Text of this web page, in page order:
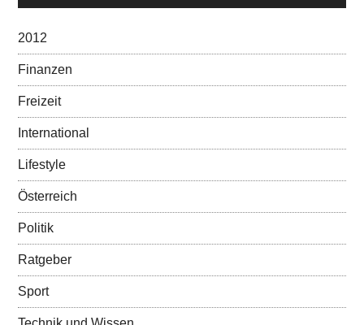
2012
Finanzen
Freizeit
International
Lifestyle
Österreich
Politik
Ratgeber
Sport